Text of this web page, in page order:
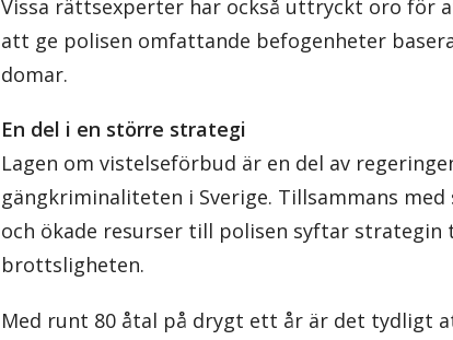
Vissa rättsexperter har också uttryckt oro för
att ge polisen omfattande befogenheter
domar.
En del i en större strategi
Lagen om vistelseförbud är en del av
gängkriminaliteten i Sverige. Tillsammans
och ökade resurser till polisen syftar
brottsligheten.
Med runt 80 åtal på drygt ett år är det tydligt